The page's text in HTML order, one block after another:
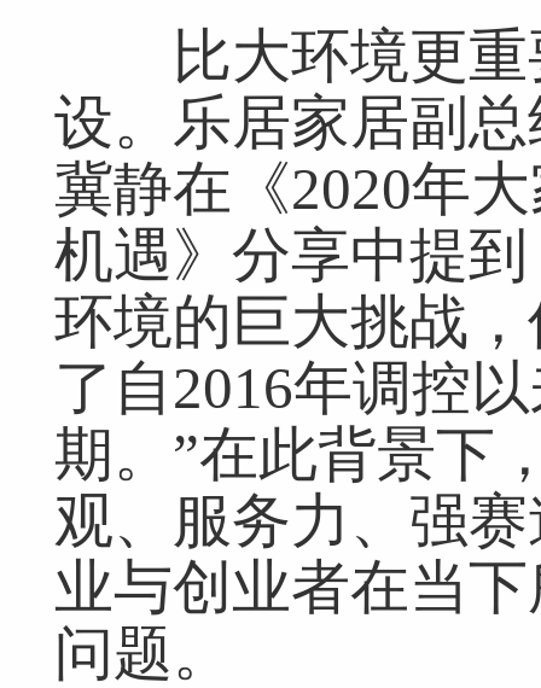
比大环境更重
设。乐居家居副
冀静在《2020年
机遇》分享中提
环境的巨大挑战
了自2016年调控
期。”在此背景下
观、服务力、强
业与创业者在当
问题。